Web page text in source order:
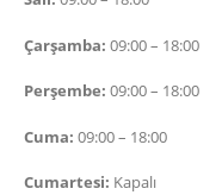
Çarşamba: 09:00 – 18:00
Perşembe: 09:00 – 18:00
Cuma: 09:00 – 18:00
Cumartesi: Kapalı